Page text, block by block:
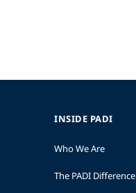
INSIDE PADI
Who We Are
The PADI Difference